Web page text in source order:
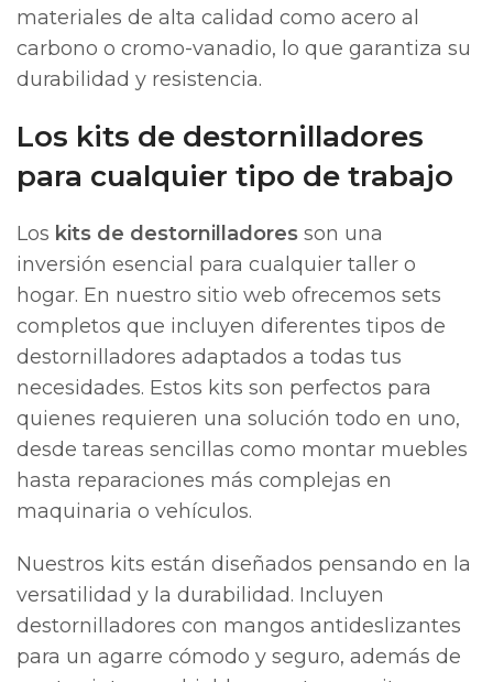
materiales de alta calidad como acero al
carbono o cromo-vanadio, lo que garantiza su
durabilidad y resistencia.
Los kits de destornilladores
para cualquier tipo de trabajo
Los kits de destornilladores son una
inversión esencial para cualquier taller o
hogar. En nuestro sitio web ofrecemos sets
completos que incluyen diferentes tipos de
destornilladores adaptados a todas tus
necesidades. Estos kits son perfectos para
quienes requieren una solución todo en uno,
desde tareas sencillas como montar muebles
hasta reparaciones más complejas en
maquinaria o vehículos.
Nuestros kits están diseñados pensando en la
versatilidad y la durabilidad. Incluyen
destornilladores con mangos antideslizantes
para un agarre cómodo y seguro, además de